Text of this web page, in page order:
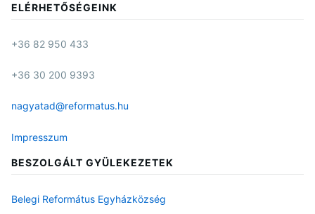
ELÉRHETŐSÉGEINK
+36 82 950 433
+36 30 200 9393
nagyatad@reformatus.hu
Impresszum
BESZOLGÁLT GYÜLEKEZETEK
Belegi Református Egyházközség